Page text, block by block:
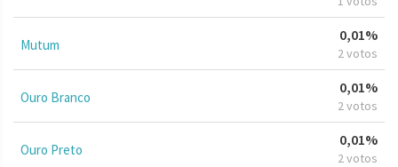
Mutum
0,01%
2 votos
Ouro Branco
0,01%
2 votos
Ouro Preto
0,01%
2 votos